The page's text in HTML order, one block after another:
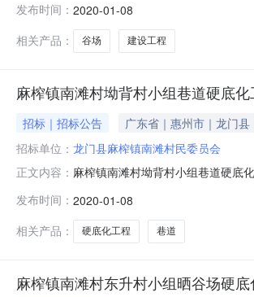
一、直接发包工程概况1、工程名
组4、工程造价：190709.23元人民
发布时间： 2020-01-08
相关产品：
谷场 建设工程
麻榨镇南滩村坳背村小组巷道硬底
招标｜招标公告 广东省｜惠州市｜龙门县
招标单位： 龙门县麻榨镇南滩村民委员会
正文内容： 麻榨镇南滩村坳背村小组巷道硬底
包工程概况1、工程名称：麻榨镇
199789.41元人民币。5、工程规
发布时间： 2020-01-08
相关产品：
硬底化工程 巷道
麻榨镇南滩村东升村小组晒谷场硬